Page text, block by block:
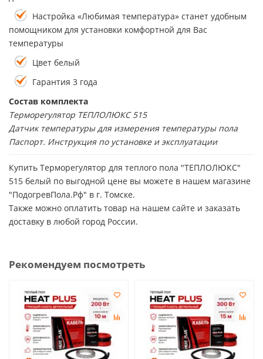
Настройка «Любимая температура» станет удобным
помощником для установки комфортной для Вас
температуры
Цвет белый
Гарантия 3 года
Состав комплекта
Терморегулятор ТЕПЛОЛЮКС 515
Датчик температуры для измерения температуры пола
Паспорт. Инструкция по установке и эксплуатации
Купить Терморегулятор для теплого пола "ТЕПЛОЛЮКС"
515 белый по выгодной цене вы можете в нашем магазине
"ПодогревПола.Рф" в г. Томске.
Также можно оплатить товар на нашем сайте и заказать
доставку в любой город России.
Рекомендуем посмотреть